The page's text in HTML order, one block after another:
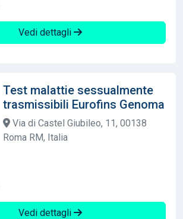
Vedi dettagli
Test malattie sessualmente
trasmissibili Eurofins Genoma
Via di Castel Giubileo, 11, 00138
Roma RM, Italia
Vedi dettagli